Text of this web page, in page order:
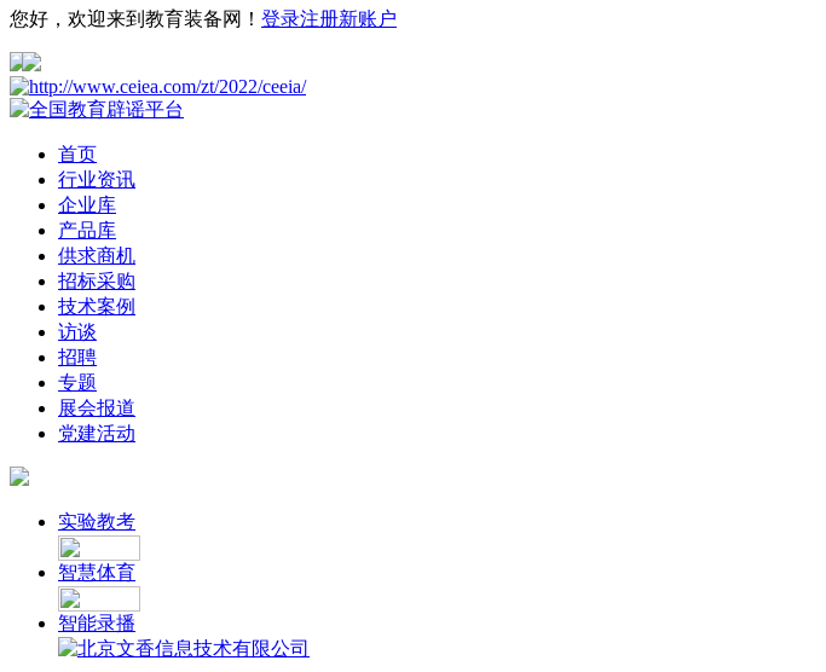
您好，欢迎来到教育装备网！ 登录注册新账户
首页
行业资讯
企业库
产品库
供求商机
招标采购
技术案例
访谈
招聘
专题
展会报道
党建活动
实验教考
智慧体育
智能录播